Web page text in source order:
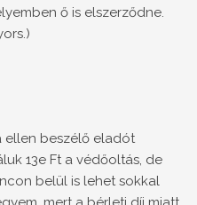
ő is elszerződne.
ellen beszélő eladót
13e Ft a védőoltás, de
belül is lehet sokkal